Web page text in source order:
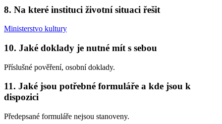
8. Na které instituci životní situaci řešit
Ministerstvo kultury
10. Jaké doklady je nutné mít s sebou
Příslušné pověření, osobní doklady.
11. Jaké jsou potřebné formuláře a kde jsou k
dispozici
Předepsané formuláře nejsou stanoveny.